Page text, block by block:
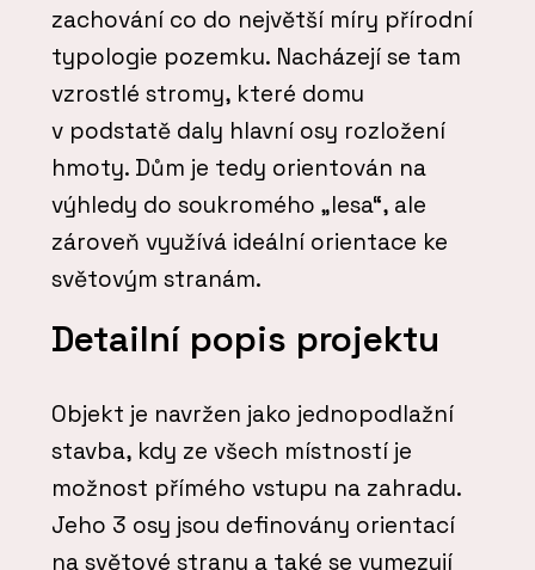
zachování co do největší míry přírodní
typologie pozemku. Nacházejí se tam
vzrostlé stromy, které domu
v podstatě daly hlavní osy rozložení
hmoty. Dům je tedy orientován na
výhledy do soukromého „lesa“, ale
zároveň využívá ideální orientace ke
světovým stranám.
Detailní popis projektu
Objekt je navržen jako jednopodlažní
stavba, kdy ze všech místností je
možnost přímého vstupu na zahradu.
Jeho 3 osy jsou definovány orientací
na světové strany a také se vymezují